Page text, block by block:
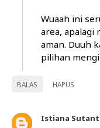
Wuaah ini
area, apalagi
aman. Duuh
pilihan
BALAS HAPUS
Istiana